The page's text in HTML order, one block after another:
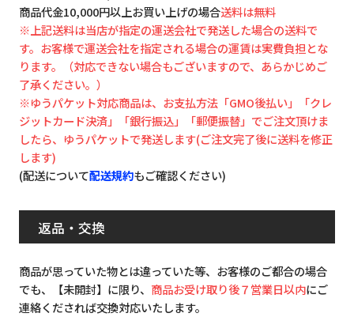
商品代金10,000円以上お買い上げの場合送料は無料
※上記送料は当店が指定の運送会社で発送した場合の送料で
す。お客様で運送会社を指定される場合の運賃は実費負担とな
ります。（対応できない場合もございますので、あらかじめご
了承ください。）
※ゆうパケット対応商品は、お支払方法「GMO後払い」「クレ
ジットカード決済」「銀行振込」「郵便振替」でご注文頂けま
したら、ゆうパケットで発送します(ご注文完了後に送料を修正
します)
(配送について配送規約もご確認ください)
返品・交換
商品が思っていた物とは違っていた等、お客様のご都合の場合
でも、【未開封】に限り、 商品お受け取り後７営業日以内にご
連絡くだされば交換対応いたします。